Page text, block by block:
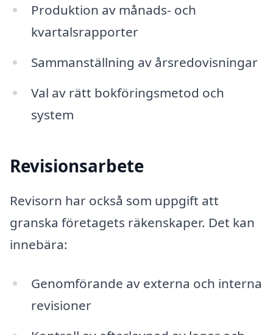
Produktion av månads- och
kvartalsrapporter
Sammanställning av årsredovisningar
Val av rätt bokföringsmetod och
system
Revisionsarbete
Revisorn har också som uppgift att
granska företagets räkenskaper. Det kan
innebära:
Genomförande av externa och interna
revisioner